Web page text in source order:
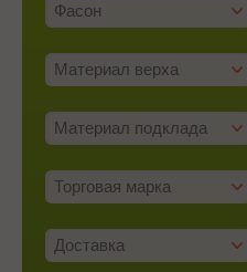
Фасон
Материал верха
Материал подклада
Торговая марка
Доставка